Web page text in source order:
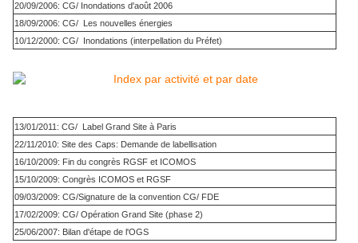
20/09/2006: CG/ Inondations d'août 2006
18/09/2006: CG/ Les nouvelles énergies
10/12/2000: CG/ Inondations (interpellation du Préfet)
13/01/2011: CG/ Label Grand Site à Paris
22/11/2010: Site des Caps: Demande de labellisation
16/10/2009: Fin du congrès RGSF et ICOMOS
15/10/2009: Congrès ICOMOS et RGSF
09/03/2009: CG/Signature de la convention CG/ FDE
17/02/2009: CG/ Opération Grand Site (phase 2)
25/06/2007: Bilan d'étape de l'OGS